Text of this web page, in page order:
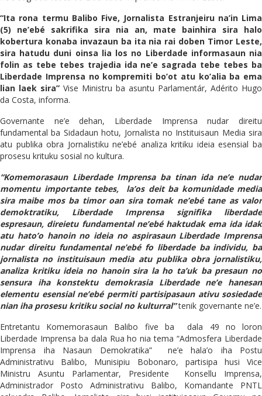
“Ita rona termu Balibo Five, Jornalista Estranjeiru na’in Lima
(5) ne’ebé sakrifika sira nia an, mate bainhira sira halo
kobertura konaba invazaun ba ita nia rai doben Timor Leste,
sira hatudu duni oinsa lia los no Liberdade informasaun nia
folin as tebe tebes trajedia ida ne’e sagrada tebe tebes ba
Liberdade Imprensa no kompremiti bo’ot atu ko’alia ba ema
lian laek sira” Vise Ministru ba asuntu Parlamentár, Adérito Hugo
da Costa, informa.
Governante ne’e dehan, Liberdade Imprensa nudar direitu
fundamental ba Sidadaun hotu, Jornalista no Instituisaun Media sira
atu publika obra Jornalistiku ne’ebé analiza kritiku ideia esensial ba
prosesu krituku sosial no kultura.
“Komemorasaun Liberdade Imprensa ba tinan ida ne’e nudar
momentu importante tebes,
la’os deit ba komunidade media
sira maibe mos ba timor oan sira tomak ne’ebé tane as valor
demoktratiku, Liberdade Imprensa signifika liberdade
espresaun, direietu fundamental ne’ebé haktudak ema ida idak
atu hato’o hanoin no ideia no aspirasaun Liberdade Imprensa
nudar direitu fundamental ne’ebé fo liberdade ba individu, ba
jornalista no instituisaun media atu publika obra jornalistiku,
analiza kritiku ideia no hanoin sira la ho ta’uk ba presaun no
sensura iha konstektu demokrasia Liberdade ne’e hanesan
elementu esensial ne’ebé permiti partisipasaun ativu sosiedade
nian iha prosesu kritiku social no kulturral”tenik governante ne’e.
Entretantu Komemorasaun Balibo five ba
dala 49 no loron
Liberdade Imprensa ba dala Rua ho nia tema “Admosfera Liberdade
Imprensa iha Nasaun Demokratika”
ne’e hala’o iha Postu
Administrativu Balibo, Munisipiu Bobonaro, partisipa husi Vice
Ministru Asuntu Parlamentar, Presidente
Konsellu Imprensa,
Administrador Posto Administrativu Balibo, Komandante PNTL